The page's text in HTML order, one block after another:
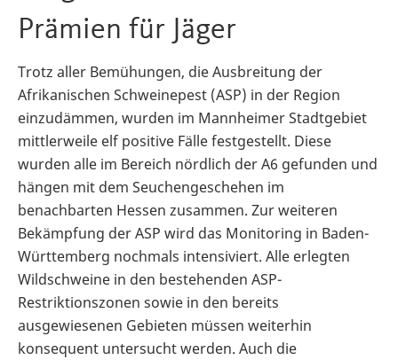
Prämien für Jäger
Trotz aller Bemühungen, die Ausbreitung der
Afrikanischen Schweinepest (ASP) in der Region
einzudämmen, wurden im Mannheimer Stadtgebiet
mittlerweile elf positive Fälle festgestellt. Diese
wurden alle im Bereich nördlich der A6 gefunden und
hängen mit dem Seuchengeschehen im
benachbarten Hessen zusammen. Zur weiteren
Bekämpfung der ASP wird das Monitoring in Baden-
Württemberg nochmals intensiviert. Alle erlegten
Wildschweine in den bestehenden ASP-
Restriktionszonen sowie in den bereits
ausgewiesenen Gebieten müssen weiterhin
konsequent untersucht werden. Auch die